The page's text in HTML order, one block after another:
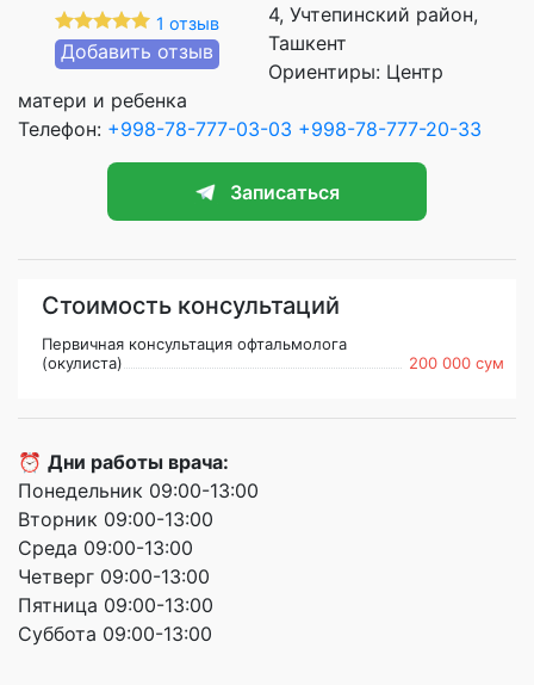
1 отзыв
Добавить отзыв
4, Учтепинский район,
Ташкент
Ориентиры: Центр
матери и ребенка
Телефон: +998-78-777-03-03 +998-78-777-20-33
Записаться
Стоимость консультаций
Первичная консультация офтальмолога
(окулиста)
200 000 сум
⏰ Дни работы врача:
Понедельник 09:00-13:00
Вторник 09:00-13:00
Среда 09:00-13:00
Четверг 09:00-13:00
Пятница 09:00-13:00
Суббота 09:00-13:00